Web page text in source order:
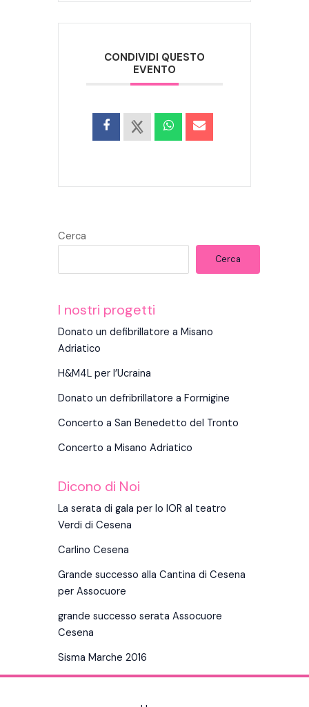
CONDIVIDI QUESTO
EVENTO
Cerca
Cerca
I nostri progetti
Donato un defibrillatore a Misano
Adriatico
H&M4L per l’Ucraina
Donato un defribrillatore a Formigine
Concerto a San Benedetto del Tronto
Concerto a Misano Adriatico
Dicono di Noi
La serata di gala per lo IOR al teatro
Verdi di Cesena
Carlino Cesena
Grande successo alla Cantina di Cesena
per Assocuore
grande successo serata Assocuore
Cesena
Sisma Marche 2016